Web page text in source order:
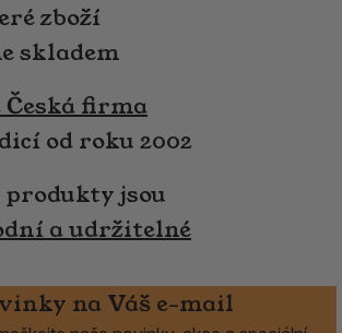
zboží
skladem
Česká firma
od roku 2002
produkty jsou
a udržitelné
na Váš e-mail